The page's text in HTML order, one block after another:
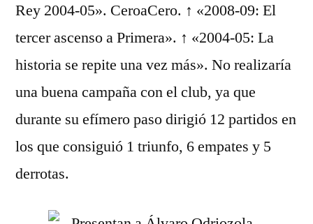
Rey 2004-05». CeroaCero. ↑ «2008-09: El
tercer ascenso a Primera». ↑ «2004-05: La
historia se repite una vez más». No realizaría
una buena campaña con el club, ya que
durante su efímero paso dirigió 12 partidos en
los que consiguió 1 triunfo, 6 empates y 5
derrotas.